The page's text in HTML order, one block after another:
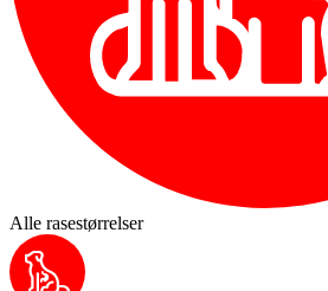
Alle rasestørrelser